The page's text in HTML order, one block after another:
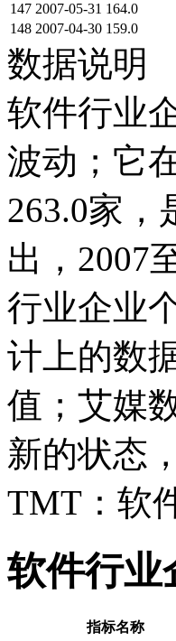
147 2007-05-31 164.0
148 2007-04-30 159.0
数据说明
软件行业
波动；它
263.0家，
出，2007
行业企业
计上的数
值；艾媒
新的状态
TMT：软
软件行业
指标名称